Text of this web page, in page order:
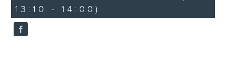
D.568 (2nd movement)
Paul Lewis (piano)
0
seconds
13:10 - 14:00)